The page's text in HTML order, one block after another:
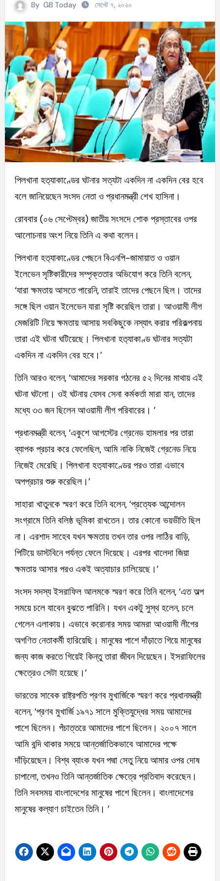
By GB Today সেপ্টে ৭, ২০২০
পিলখানা হত‌্যাকাণ্ডের ঘটনার সত্যটা একদিন না একদিন বের হবে
বলে জানিয়েছেন সংসদ নেতা ও প্রধানমন্ত্রী শেখ হাসিনা।
রোববার (০৬ সেপ্টেম্বর) জাতীয় সংসদে শোক প্রস্তাবের ওপর
আলোচনায় অংশ নিয়ে তিনি এ কথা বলেন।
পিলখানা হত‌্যাকাণ্ডের পেছনে বিএনপি-জামায়াত ও ওয়ান
ইলেভেন সৃষ্টিকারীদের সম্পৃক্ততার অভিযোগ করে তিনি বলেন,
‘যারা ক্ষমতায় আসতে পারেনি, তারাই তাদের পেছনে ছিল। তাদের
সঙ্গে ছিল ওয়ান ইলেভেন যারা সৃষ্টি করেছিল তারা। আওয়ামী লীগ
মেজরিটি নিয়ে ক্ষমতায় আসায় সবকিছুকে নস্যাৎ করার পরিকল্পনায়
তারা এই ঘটনা ঘটিয়েছে। পিলখানা হত‌্যাকাণ্ড ঘটনার সত্যটা
একদিন না একদিন বের হবে।’
তিনি আরও বলেন, ‘আমাদের সরকার গঠনের ৫২ দিনের মাথায় এই
ঘটনা ঘটলো। ওই ঘটনায় যেসব সেনা কর্মকর্তা মারা যান, তাদের
মধ্যে ৩৩ জন ছিলেন আওয়ামী লীগ পরিবারের। ’
প্রধানমন্ত্রী বলেন, ‘একুশে আগস্টের গ্রেনেড হামলার পর তারা
ব্যাপক প্রচার করে ফেলেছিল, আমি নাকি নিজেই গ্রেনেড নিয়ে
নিজেই মেরেছি। পিলখানা হত‌্যাকাণ্ডের পরও তারা এভাবে
অপপ্রচার শুরু করেছিল।’
সাহারা খাতুনকে স্মরণ করে তিনি বলেন, ‘প্রত্যেক আন্দোলন
সংগ্রামে তিনি বলিষ্ঠ ভূমিকা রাখতেন। তার কোনো ভয়ভীতি ছিল
না। এরশাদ সাহেব যখন ক্ষমতায় তখন তার ওপর লাঠির বাড়ি,
পিটিয়ে ডাস্টবিনে পর্যন্ত ফেলে দিয়েছে। এরপর খালেদা জিয়া
ক্ষমতায় আসার পরও একই অত্যাচার চালিয়েছে।’
সংসদ সদস্য ইসরাফিল আলমকে স্মরণ করে তিনি বলেন, ‘এত অল্প
সময়ে চলে যাবেন বুঝতে পারিনি। যখন একটু সুস্থ হলেন, চলে
গেলেন এলাকায়। এভাবে করোনার সময় আমরা আওয়ামী লীগের
অগণিত নেতাকর্মী হারিয়েছি। মানুষের পাশে দাঁড়াতে গিয়ে মানুষের
জন্য কাজ করতে গিয়েই কিন্তু তারা জীবন দিয়েছেন। ইসরাফিলের
ক্ষেত্রেও সেটা হয়েছে।’
ভারতের সাবেক রাষ্ট্রপতি প্রণব মুখার্জিকে স্মরণ করে প্রধানমন্ত্রী
বলেন, ‘প্রণব মুখার্জি ১৯৭১ সালে মুক্তিযুদ্ধের সময় আমাদের
পাশে ছিলেন। পঁচাত্তরে আমাদের পাশে ছিলেন। ২০০৭ সালে
আমি বন্দি থাকার সময়ে আন্তর্জাতিকভাবে আমাদের পক্ষে
দাঁড়িয়েছেন। বিশ্ব ব্যাংক যখন পদ্মা সেতু নিয়ে আমার ওপর দোষ
চাপালো, তখনও তিনি আন্তর্জাতিক ক্ষেত্রে প্রতিবাদ করেছেন।
তিনি সবসময় বাংলাদেশের মানুষের পাশে ছিলেন। বাংলাদেশের
মানুষের কল্যাণ চাইতেন তিনি। ’